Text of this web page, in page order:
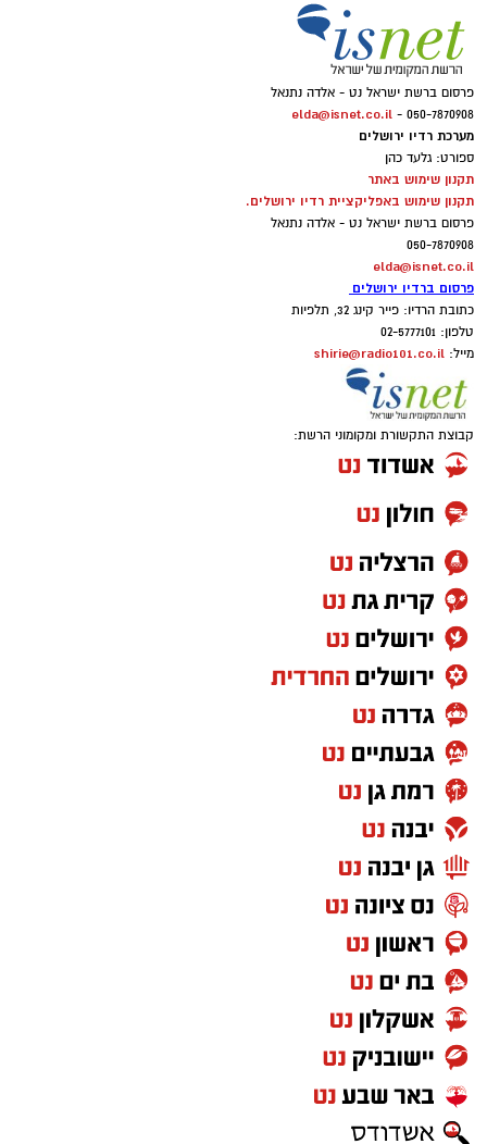
פרסום ברשת ישראל נט - אלדה נתנאל
050-7870908 -
elda@isnet.co.il
מערכת רדיו ירושלים
ספורט: גלעד כהן
תקנון שימוש באתר
תקנון שימוש באפליקציית רדיו ירושלים.
פרסום ברשת ישראל נט - אלדה נתנאל
050-7870908
elda@isnet.co.il
פרסום ברדיו ירושלים
כתובת הרדיו: פייר קינג 32, תלפיות
טלפון: 02-5777101
מייל: shirie@radio101.co.il
קבוצת התקשורת ומקומוני הרשת: